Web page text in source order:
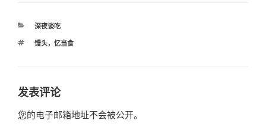
分
深夜谈吃
标
馒头，忆当食
发表评论
您的电子邮箱地址不会被公开。